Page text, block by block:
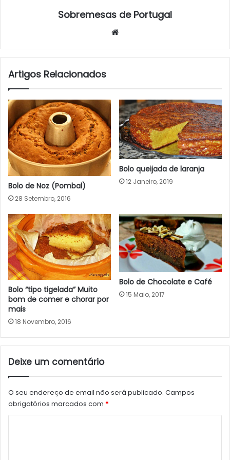
Sobremesas de Portugal
Artigos Relacionados
Bolo de Noz (Pombal)
28 Setembro, 2016
Bolo queijada de laranja
12 Janeiro, 2019
Bolo “tipo tigelada” Muito
bom de comer e chorar por
mais
18 Novembro, 2016
Bolo de Chocolate e Café
15 Maio, 2017
Deixe um comentário
O seu endereço de email não será publicado. Campos
obrigatórios marcados com *